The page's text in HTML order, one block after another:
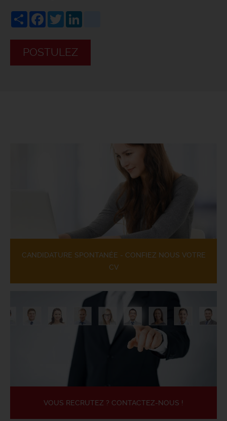
ShareFacebook
Twitter
POSTULEZ
CANDIDATURE SPONTANÉE - CONFIEZ NOUS VOTRE
CV
VOUS RECRUTEZ ? CONTACTEZ-NOUS !